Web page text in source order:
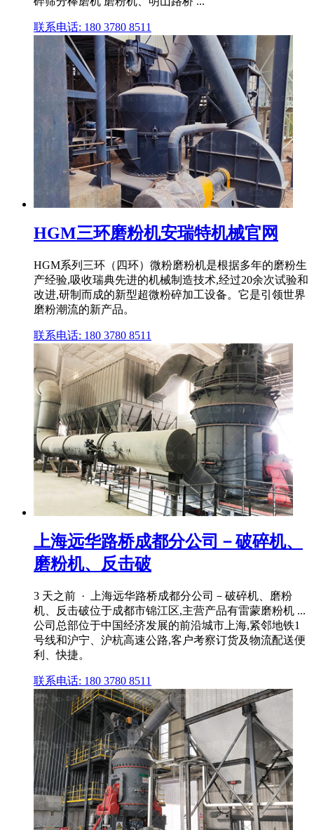
联系电话: 180 3780 8511
HGM三环磨粉机安瑞特机械官网
HGM系列三环（四环）微粉磨粉机是根据多年的磨粉生
产经验,吸收瑞典先进的机械制造技术,经过20余次试验和
改进,研制而成的新型超微粉碎加工设备。它是引领世界
磨粉潮流的新产品。
联系电话: 180 3780 8511
上海远华路桥成都分公司－破碎机、
磨粉机、反击破
3 天之前 · 上海远华路桥成都分公司－破碎机、磨粉
机、反击破位于成都市锦江区,主营产品有雷蒙磨粉机 ...
公司总部位于中国经济发展的前沿城市上海,紧邻地铁1
号线和沪宁、沪杭高速公路,客户考察订货及物流配送便
利、快捷。
联系电话: 180 3780 8511